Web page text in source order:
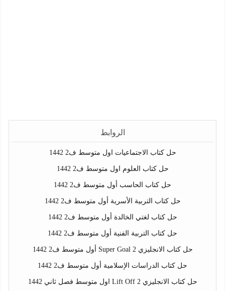
الروابط
حل كتاب الاجتماعيات اول متوسط ف2 1442
حل كتاب العلوم اول متوسط ف2 1442
حل كتاب الحاسب أول متوسط ف2 1442
حل كتاب التربية الأسرية أول متوسط ف2 1442
حل كتاب لغتي الخالدة أول متوسط ف2 1442
حل كتاب التربية الفنية أول متوسط ف2 1442
حل كتاب الانجليزي Super Goal 2 أول متوسط ف2 1442
حل كتاب الدراسات الإسلامية أول متوسط ف2 1442
حل كتاب الانجليزي Lift Off 2 اول متوسط فصل ثاني 1442